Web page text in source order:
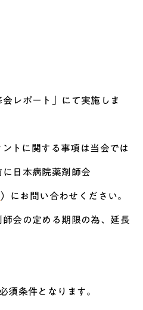
レポート」にて実施しま
ントに関する事項は当会では
日本病院薬剤師会
）にお問い合わせください。
師会の定める期限の為、延長
須条件となります。